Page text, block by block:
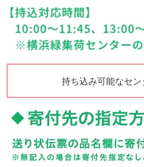
持ち込み可能なセン